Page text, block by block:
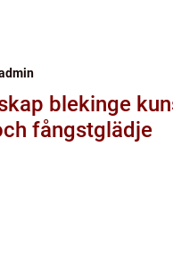
blekinge kunskap,
fångstglädje